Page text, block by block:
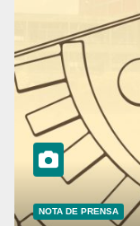
NOTA DE PRENSA